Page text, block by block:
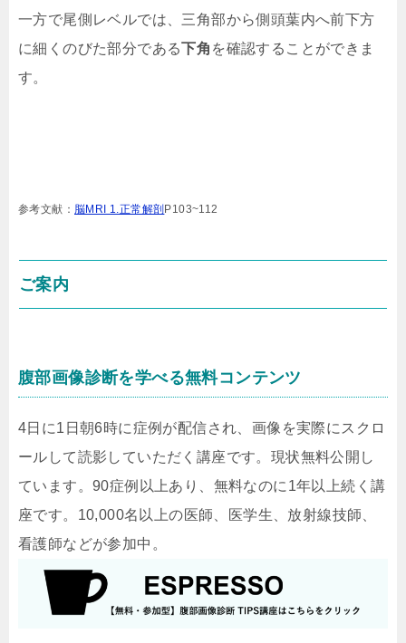
一方で尾側レベルでは、三角部から側頭葉内へ前下方
に細くのびた部分である下角 を確認することができま
す。
参考文献： 脳MRI 1.正常解剖 P103~112
ご案内
腹部画像診断を学べる無料コンテンツ
4日に1日朝6時に症例が配信され、画像を実際にスクロ
ールして読影していただく講座です。現状無料公開し
ています。90症例以上あり、無料なのに1年以上続く講
座です。10,000名以上の医師、医学生、放射線技師、
看護師などが参加中。